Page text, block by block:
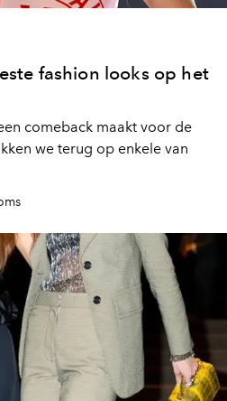
fashion looks op het
comeback maakt voor de
we terug op enkele van